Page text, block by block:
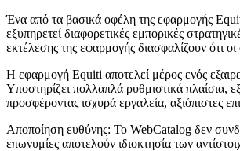
Ένα από τα βασικά οφέλη της εφαρμογής
εξυπηρετεί διαφορετικές εμπορικές
εκτέλεσης της εφαρμογής διασφαλίζουν ότι
Η εφαρμογή Equiti αποτελεί μέρος ενός
Υποστηρίζει πολλαπλά ρυθμιστικά πλαίσια,
προσφέροντας ισχυρά εργαλεία, αξιόπιστες
Αποποίηση ευθύνης: Το WebCatalog δεν
επωνυμίες αποτελούν ιδιοκτησία των